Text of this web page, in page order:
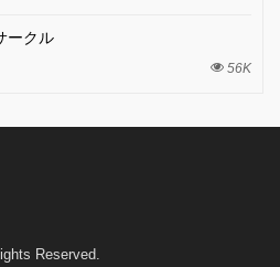
ークル
56K
Reserved.